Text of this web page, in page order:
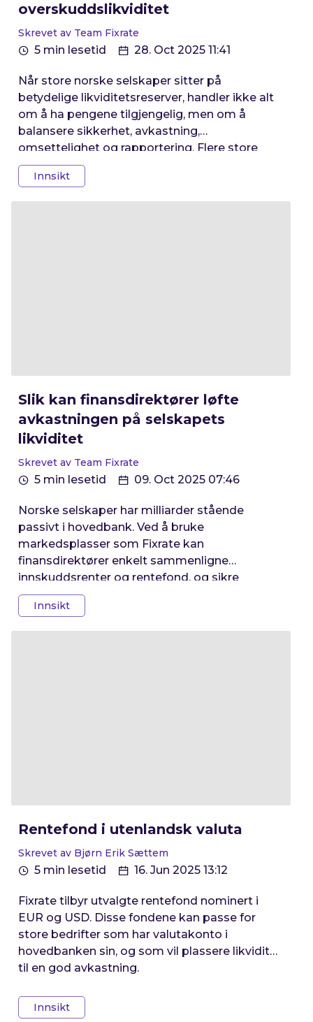
overskuddslikviditet
Skrevet av Team Fixrate
5 min lesetid 28. Oct 2025 11:41
Når store norske selskaper sitter på
betydelige likviditetsreserver, handler ikke alt
om å ha pengene tilgjengelig, men om å
balansere sikkerhet, avkastning,
omsettelighet og rapportering. Flere store
virksomheter i Norge benytter i dag Fixrate for
å plassere overskuddslikviditet. Her ser vi
nærmere på hvordan Hafslund og Bonheur
Innsikt
Slik kan finansdirektører løfte
avkastningen på selskapets
likviditet
Skrevet av Team Fixrate
5 min lesetid 09. Oct 2025 07:46
Norske selskaper har milliarder stående
passivt i hovedbank. Ved å bruke
markedsplasser som Fixrate kan
finansdirektører enkelt sammenligne
innskuddsrenter og rentefond, og sikre
betydelig bedre avkastning på likviditeten.
Innsikt
Rentefond i utenlandsk valuta
Skrevet av Bjørn Erik Sættem
5 min lesetid 16. Jun 2025 13:12
Fixrate tilbyr utvalgte rentefond nominert i
EUR og USD. Disse fondene kan passe for
store bedrifter som har valutakonto i
hovedbanken sin, og som vil plassere likviditet
til en god avkastning.
Innsikt